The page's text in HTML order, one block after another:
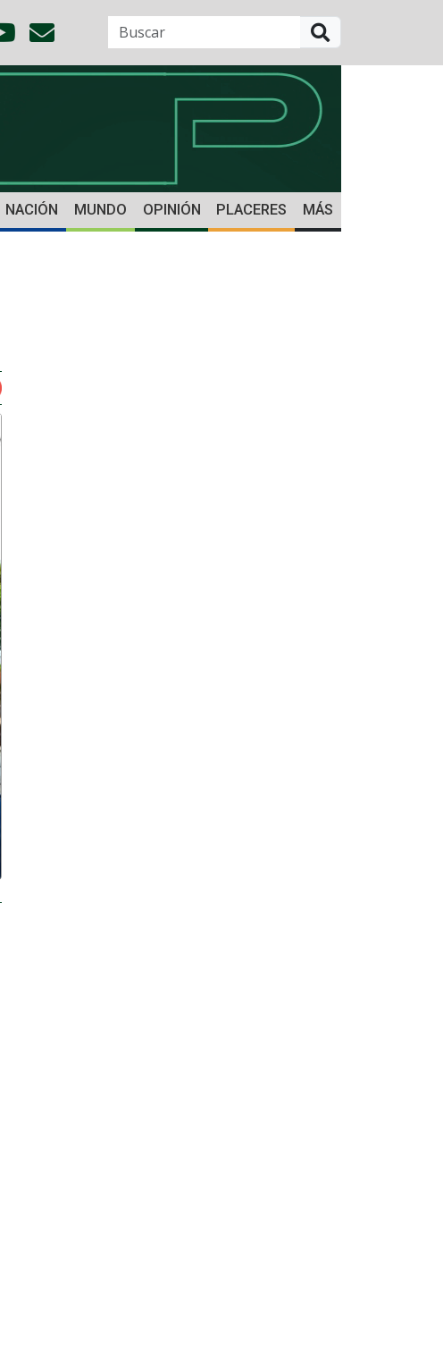
NACIÓN MUNDO OPINIÓN PLACERES MÁS